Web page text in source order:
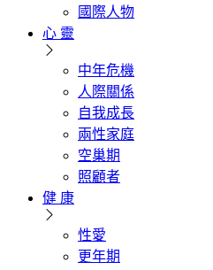
國際人物
心 靈
中年危機
人際關係
自我成長
兩性家庭
空巢期
照顧者
健 康
性愛
更年期